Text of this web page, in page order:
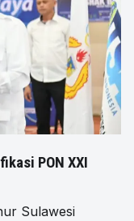
PON XXI
Sulawesi